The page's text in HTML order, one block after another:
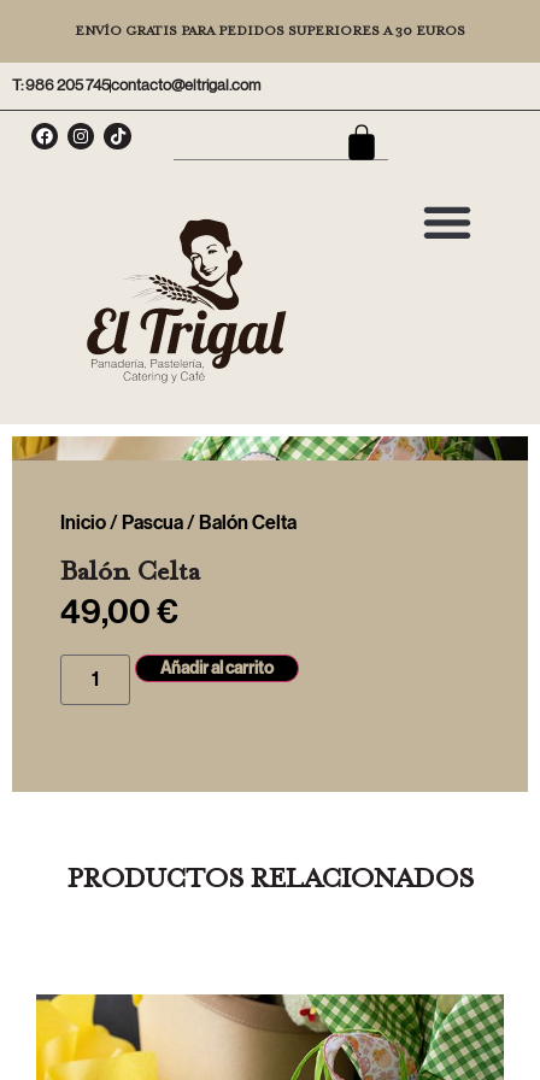
ENVÍO GRATIS PARA PEDIDOS SUPERIORES A 30 EUROS
T: 986 205 745contacto@eltrigal.com
Inicio/Pascua/ Balón Celta
Balón Celta
49,00€
Añadir al carrito
PRODUCTOS RELACIONADOS